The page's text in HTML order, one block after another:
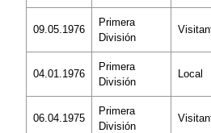
09.05.1976
Primera
División
04.01.1976
Primera
División
Local
06.04.1975
Primera
División